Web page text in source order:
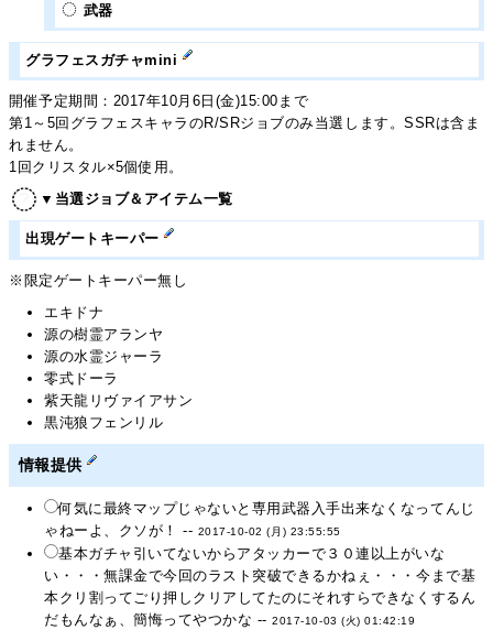
武器
グラフェスガチャmini
開催予定期間：2017年10月6日(金)15:00まで
第1～5回グラフェスキャラのR/SRジョブのみ当選します。SSRは含ま
れません。
1回クリスタル×5個使用。
▼当選ジョブ＆アイテム一覧
出現ゲートキーパー
※限定ゲートキーパー無し
エキドナ
源の樹霊アランヤ
源の水霊ジャーラ
零式ドーラ
紫天龍リヴァイアサン
黒沌狼フェンリル
情報提供
何気に最終マップじゃないと専用武器入手出来なくなってんじ
ゃねーよ、クソが！ -- 2017-10-02 (月) 23:55:55
基本ガチャ引いてないからアタッカーで３０連以上がいな
い・・・無課金で今回のラスト突破できるかねぇ・・・今まで基
本クリ割ってごり押しクリアしてたのにそれすらできなくするん
だもんなぁ、簡悔ってやつかな --2017-10-03 (火) 01:42:19